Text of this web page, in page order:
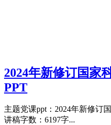
2024年新修订国家
PPT
主题党课ppt：2024年新修订
讲稿字数：6197字...